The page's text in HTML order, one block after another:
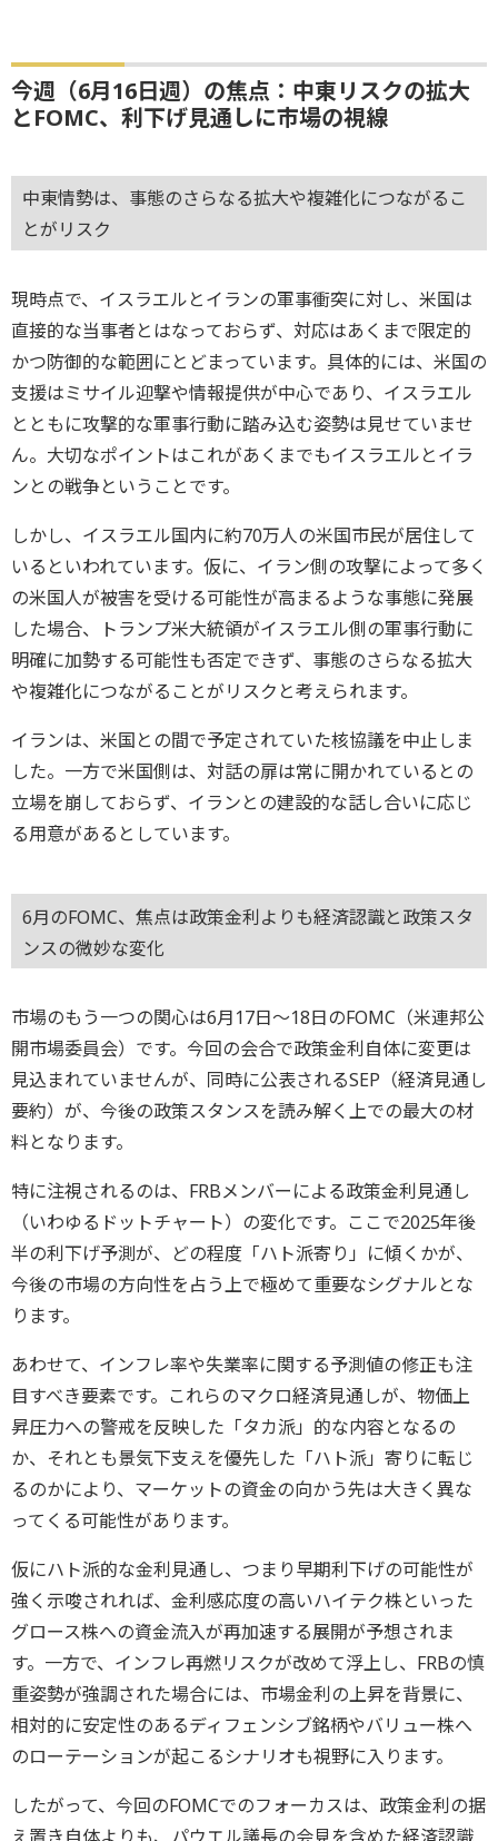
今週（6月16日週）の焦点：中東リスクの拡大
とFOMC、利下げ見通しに市場の視線
中東情勢は、事態のさらなる拡大や複雑化につながるこ
とがリスク
現時点で、イスラエルとイランの軍事衝突に対し、米国は
直接的な当事者とはなっておらず、対応はあくまで限定的
かつ防御的な範囲にとどまっています。具体的には、米国の
支援はミサイル迎撃や情報提供が中心であり、イスラエル
とともに攻撃的な軍事行動に踏み込む姿勢は見せていませ
ん。大切なポイントはこれがあくまでもイスラエルとイラ
ンとの戦争ということです。
しかし、イスラエル国内に約70万人の米国市民が居住して
いるといわれています。仮に、イラン側の攻撃によって多く
の米国人が被害を受ける可能性が高まるような事態に発展
した場合、トランプ米大統領がイスラエル側の軍事行動に
明確に加勢する可能性も否定できず、事態のさらなる拡大
や複雑化につながることがリスクと考えられます。
イランは、米国との間で予定されていた核協議を中止しま
した。一方で米国側は、対話の扉は常に開かれているとの
立場を崩しておらず、イランとの建設的な話し合いに応じ
る用意があるとしています。
6月のFOMC、焦点は政策金利よりも経済認識と政策スタ
ンスの微妙な変化
市場のもう一つの関心は6月17日～18日のFOMC（米連邦公
開市場委員会）です。今回の会合で政策金利自体に変更は
見込まれていませんが、同時に公表されるSEP（経済見通し
要約）が、今後の政策スタンスを読み解く上での最大の材
料となります。
特に注視されるのは、FRBメンバーによる政策金利見通し
（いわゆるドットチャート）の変化です。ここで2025年後
半の利下げ予測が、どの程度「ハト派寄り」に傾くかが、
今後の市場の方向性を占う上で極めて重要なシグナルとな
ります。
あわせて、インフレ率や失業率に関する予測値の修正も注
目すべき要素です。これらのマクロ経済見通しが、物価上
昇圧力への警戒を反映した「タカ派」的な内容となるの
か、それとも景気下支えを優先した「ハト派」寄りに転じ
るのかにより、マーケットの資金の向かう先は大きく異な
ってくる可能性があります。
仮にハト派的な金利見通し、つまり早期利下げの可能性が
強く示唆されれば、金利感応度の高いハイテク株といった
グロース株への資金流入が再加速する展開が予想されま
す。一方で、インフレ再燃リスクが改めて浮上し、FRBの慎
重姿勢が強調された場合には、市場金利の上昇を背景に、
相対的に安定性のあるディフェンシブ銘柄やバリュー株へ
のローテーションが起こるシナリオも視野に入ります。
したがって、今回のFOMCでのフォーカスは、政策金利の据